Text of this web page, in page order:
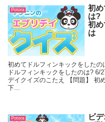
Potora
初
は?
初
は
初めてドルフィンキックをした
ドルフィンキックをしたのは? 6/
デイクイズのこたえ 【問題】 初
下...
Potora
ビ